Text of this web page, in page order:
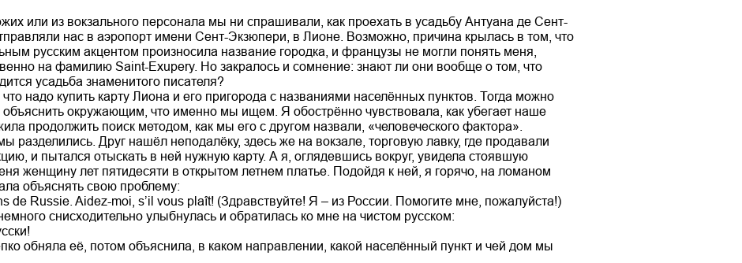
или из вокзального персонала мы ни спрашивали, как проехать в усадьбу Антуана де Сент-
нас в аэропорт имени Сент-Экзюпери, в Лионе. Возможно, причина крылась в том, что
русским акцентом произносила название городка, и французы не могли понять меня,
на фамилию Saint-Exupеry. Но закралось и сомнение: знают ли они вообще о том, что
усадьба знаменитого писателя?
надо купить карту Лиона и его пригорода с названиями населённых пунктов. Тогда можно
объяснить окружающим, что именно мы ищем. Я обострённо чувствовала, как убегает наше
продолжить поиск методом, как мы его с другом назвали, «человеческого фактора».
разделились. Друг нашёл неподалёку, здесь же на вокзале, торговую лавку, где продавали
и пытался отыскать в ней нужную карту. А я, оглядевшись вокруг, увидела стоявшую
женщину лет пятидесяти в открытом летнем платье. Подойдя к ней, я горячо, на ломаном
объяснять свою проблему:
de Russie. Aidez-moi, s’il vous plaît! (Здравствуйте! Я – из России. Помогите мне, пожалуйста!)
снисходительно улыбнулась и обратилась ко мне на чистом русском:
обняла её, потом объяснила, в каком направлении, какой населённый пункт и чей дом мы